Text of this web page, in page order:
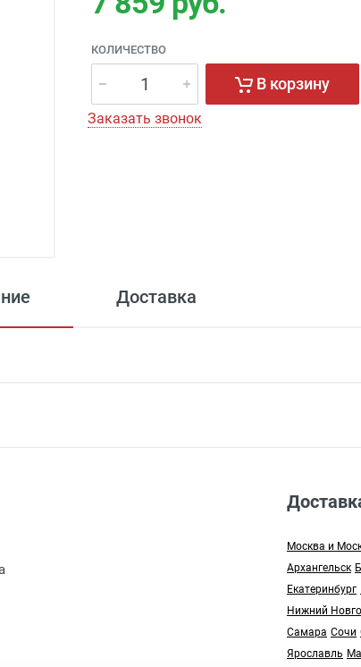
КОЛИЧЕСТВО
В корзину
Заказать звонок
Доставка
(при заказе более 3000 рублей), до подъезда;
-
(при заказе более 7000 рублей), до
Москва и
Архангельск
Екатеринбург
Нижний
Самара Сочи
Ярославль